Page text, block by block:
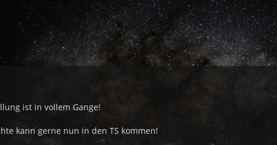
ist in vollem Gange!
kann gerne nun in den TS kommen!